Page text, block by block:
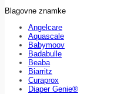
Blagovne znamke
Angelcare
Aquascale
Babymoov
Badabulle
Beaba
Biarritz
Curaprox
Diaper Genie®